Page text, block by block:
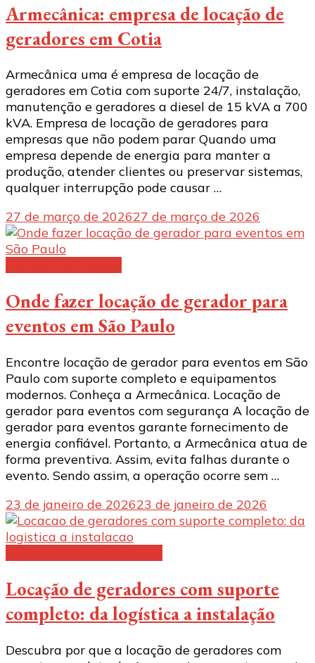
Armecânica: empresa de locação de
geradores em Cotia
Armecânica uma é empresa de locação de
geradores em Cotia com suporte 24/7, instalação,
manutenção e geradores a diesel de 15 kVA a 700
kVA. Empresa de locação de geradores para
empresas que não podem parar Quando uma
empresa depende de energia para manter a
produção, atender clientes ou preservar sistemas,
qualquer interrupção pode causar …
27 de março de 202627 de março de 2026
Onde fazer locação de gerador para
eventos em São Paulo
Encontre locação de gerador para eventos em São
Paulo com suporte completo e equipamentos
modernos. Conheça a Armecânica. Locação de
gerador para eventos com segurança A locação de
gerador para eventos garante fornecimento de
energia confiável. Portanto, a Armecânica atua de
forma preventiva. Assim, evita falhas durante o
evento. Sendo assim, a operação ocorre sem …
23 de janeiro de 202623 de janeiro de 2026
Locação de geradores com suporte
completo: da logística a instalação
Descubra por que a locação de geradores com